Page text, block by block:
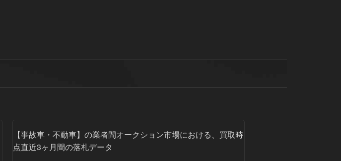
【事故車・不動車】 の業者間オークション市場における、買取時
点直近3ヶ月間の落札データ